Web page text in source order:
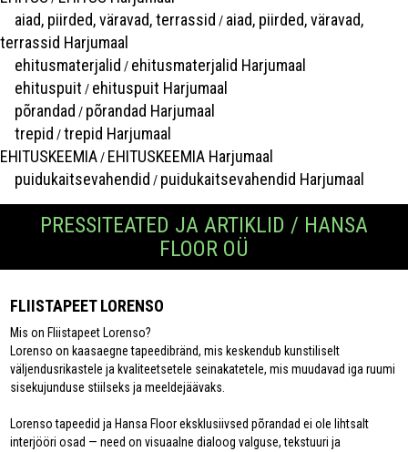
aiad, piirded, väravad, terrassid / aiad, piirded, väravad,
terrassid Harjumaal
ehitusmaterjalid / ehitusmaterjalid Harjumaal
ehituspuit / ehituspuit Harjumaal
põrandad / põrandad Harjumaal
trepid /trepid Harjumaal
EHITUSKEEMIA/ EHITUSKEEMIA Harjumaal
puidukaitsevahendid / puidukaitsevahendid Harjumaal
PRESSITEATED JA ARTIKLID / HANSA
FLOOR OÜ
FLIISTAPEET LORENSO
Mis on Fliistapeet Lorenso?
Lorenso on kaasaegne tapeedibränd, mis keskendub kunstiliselt
väljendusrikastele ja kvaliteetsetele seinakatetele, mis muudavad iga ruumi
sisekujunduse stiilseks ja meeldejäävaks.
Lorenso tapeedid ja Hansa Floor eksklusiivsed põrandad ei ole lihtsalt
interjööri osad — need on visuaalne dialoog valguse, tekstuuri ja